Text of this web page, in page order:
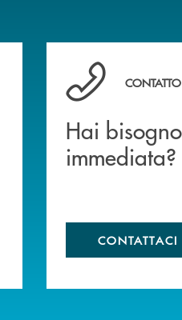
Hai bisogno di
Hai
immediata?
CONTATTACI